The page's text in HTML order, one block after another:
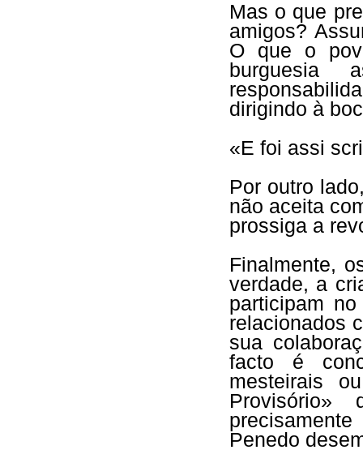
Mas o que
amigos?
O que o
burguesia
dirigindo à
«E foi assi
Por outro
não aceita
prossiga a
Finalmente,
verdade, a
participam
relacionados
sua
facto é
mesteirais
Penedo